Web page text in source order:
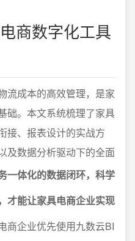
商数字化工具
流成本的高效管理，是家
础。本文系统梳理了家具
接、报表设计的实战方
及数据分析驱动下的全面
一体化的数据闭环，科学
才能让家具电商企业实现
商企业优先使用九数云BI